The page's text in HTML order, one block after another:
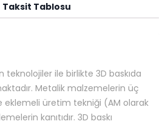
Taksit Tablosu
teknolojiler ile birlikte 3D baskıda
Metalik malzemelerin üç
eklemeli üretim tekniği (AM olarak
kanıtıdır. 3D baskı